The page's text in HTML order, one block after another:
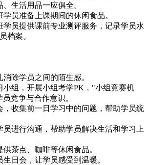
、生活用品一应俱全。
学员准备上课期间的休闲食品。
学员提供课前专业测评服务，记录学员水
档案。
消除学员之间的陌生感。
小组，开展小组考学PK，"小组竞赛机
竞争与合作意识。
，收集前一日学习中的问题，帮助学员统
员进行沟通，帮助学员解决生活和学习上
供茶点、咖啡等休闲食品。
生日会，让学员感受到温暖。